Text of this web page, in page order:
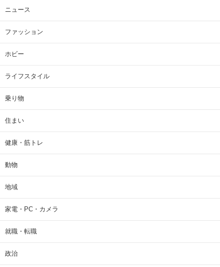
ニュース
ファッション
ホビー
ライフスタイル
乗り物
住まい
健康・筋トレ
動物
地域
家電・PC・カメラ
就職・転職
政治